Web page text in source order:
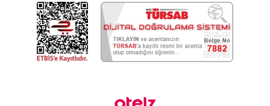
İşlem rehberi
Koşullar ve şartlar
Aydınlatma metni